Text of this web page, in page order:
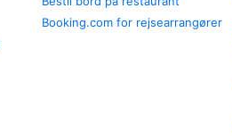
Booking.com for rejsearrangører